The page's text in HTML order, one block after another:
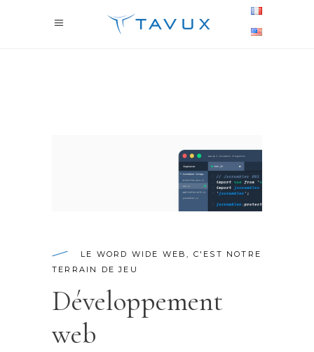
LE WORD WIDE WEB, C'EST NOTRE
TERRAIN DE JEU
Développement
web